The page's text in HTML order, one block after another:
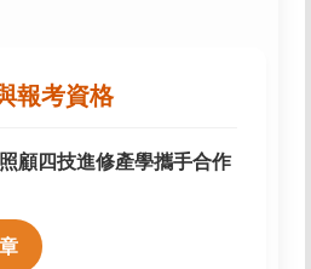
報考資格
顧四技進修產學攜手合作